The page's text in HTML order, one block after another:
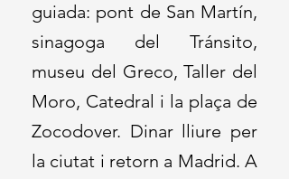
guiada: pont de San Martín,
sinagoga del Tránsito,
museu del Greco, Taller del
Moro, Catedral i la plaça de
Zocodover. Dinar lliure per
la ciutat i retorn a Madrid. A